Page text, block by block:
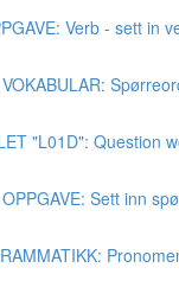
Verb - sett in
"L01D": Question
Sett inn